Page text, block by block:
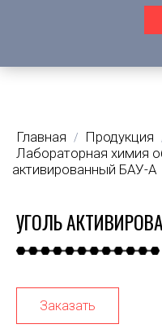
Главная / Продукция
Лабораторная химия
активированный БАУ-А
УГОЛЬ
Заказать